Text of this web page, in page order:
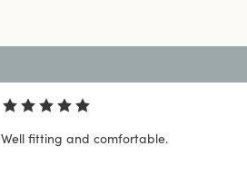
Well fitting and comfortable.